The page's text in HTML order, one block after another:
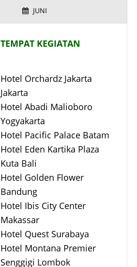
JUNI
TEMPAT KEGIATAN
Hotel Orchardz Jakarta
Jakarta
Hotel Abadi Malioboro
Yogyakarta
Hotel Pacific Palace Batam
Hotel Eden Kartika Plaza
Kuta Bali
Hotel Golden Flower
Bandung
Hotel Ibis City Center
Makassar
Hotel Quest Surabaya
Hotel Montana Premier
Senggigi Lombok